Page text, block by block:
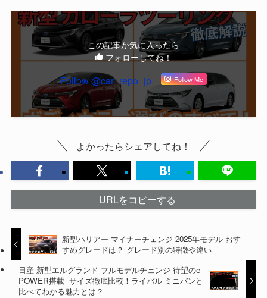
この記事が気に入ったら
フォローしてね！
Follow @car_repo_jp Follow Me
よかったらシェアしてね！
URLをコピーする
新型ハリアー マイナーチェンジ 2025年モデル おす
すめグレードは？ グレード別の特徴や違い
日産 新型エルグランド フルモデルチェンジ 待望のe-
POWER搭載 サイズ徹底比較！ライバル ミニバンと
比べてわかる魅力とは？